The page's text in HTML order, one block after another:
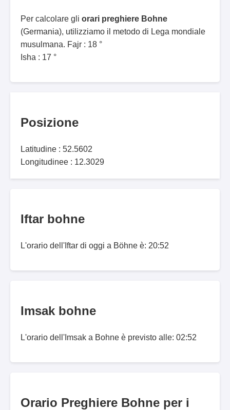
Per calcolare gli orari preghiere Bohne
(Germania), utilizziamo il metodo di Lega mondiale
musulmana. Fajr : 18 °
Isha : 17 °
Posizione
Latitudine : 52.5602
Longitudinee : 12.3029
Iftar bohne
L'orario dell'Iftar di oggi a Böhne è: 20:52
Imsak bohne
L'orario dell'Imsak a Bohne è previsto alle: 02:52
Orario Preghiere Bohne per i